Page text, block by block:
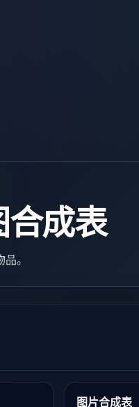
成表
。
图片合成表